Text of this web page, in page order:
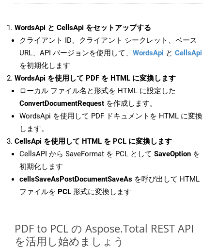
WordsApi と CellsApi をセットアップする
クライアント ID、クライアント シークレット、ベース
URL、API バージョンを使用して、 WordsApi と CellsApi
を初期化します
WordsApi を使用して PDF を HTML に変換します
ローカル ファイル名と形式を HTML に設定した
ConvertDocumentRequest を作成します。
WordsApi を使用して PDF ドキュメントを HTML に変換
します。
CellsApi を使用して HTML を PCL に変換します
CellsAPI から SaveFormat を PCL として SaveOption を
初期化します
cellsSaveAsPostDocumentSaveAs を呼び出して HTML
ファイルを PCL 形式に変換します
PDF to PCL の Aspose.Total REST API
を活用し始めましょう